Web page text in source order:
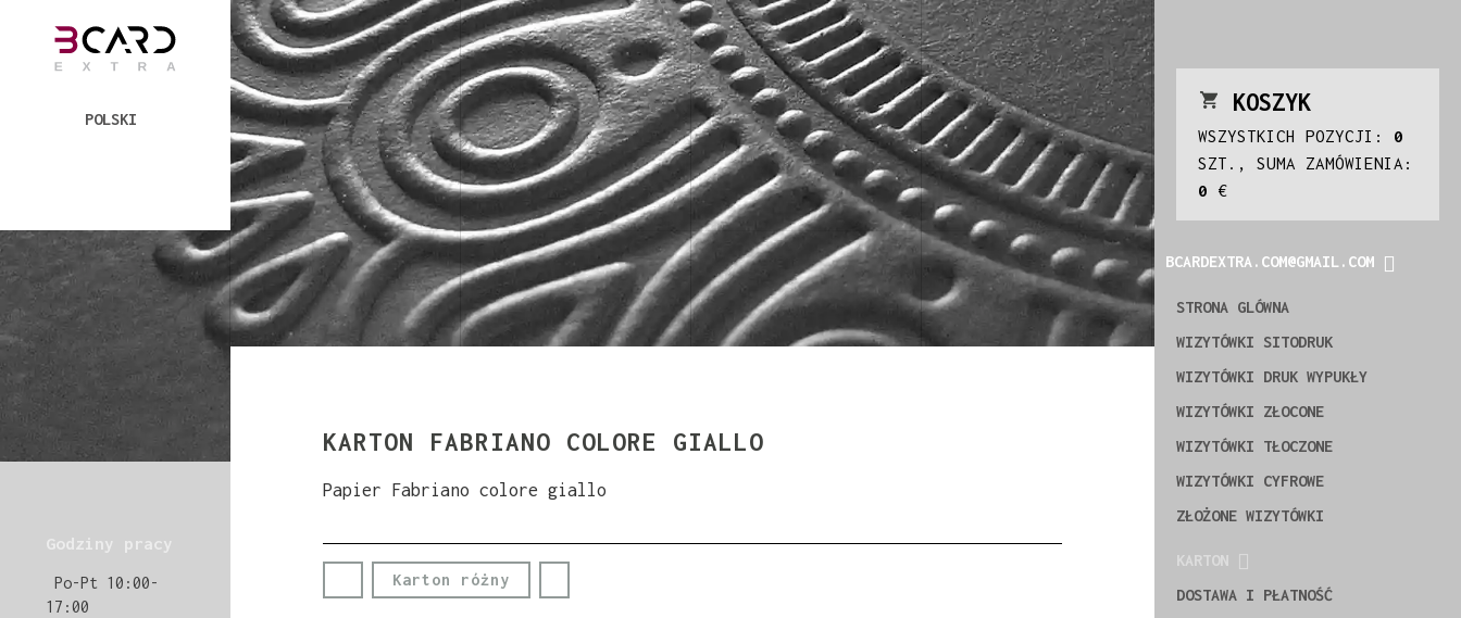
POLSKI
KARTON FABRIANO COLORE GIALLO
Papier Fabriano colore giallo
Karton różny
Godziny pracy
Po-Pt 10:00-
17:00
KOSZYK
WSZYSTKICH POZYCJI: 0
SZT., SUMA ZAMÓWIENIA:
0 €
BCARDEXTRA.COM@GMAIL.COM
STRONA GLÓWNA
WIZYTÓWKI SITODRUK
WIZYTÓWKI DRUK WYPUKŁY
WIZYTÓWKI ZŁOCONE
WIZYTÓWKI TŁOCZONE
WIZYTÓWKI CYFROWE
ZŁOŻONE WIZYTÓWKI
KARTON
DOSTAWA I PŁATNOŚĆ